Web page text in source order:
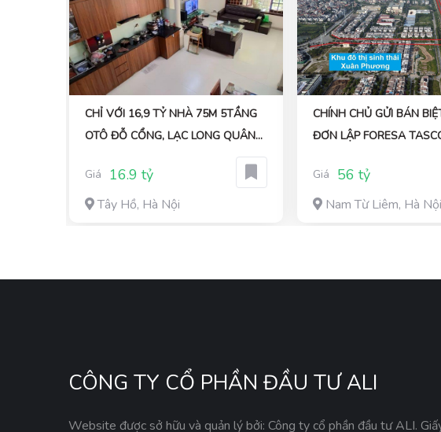
CHỈ VỚI 16,9 TỶ NHÀ 75M 5TẦNG
OTÔ ĐỖ CỔNG, LẠC LONG QUÂN
Giá
16.9 tỷ
Tây Hồ, Hà Nội
CHÍNH CHỦ GỬI BÁN
ĐƠN LẬP FORESA
Giá
56 tỷ
Nam Từ Liêm, Hà Nội
CÔNG TY CỔ PHẦN ĐẦU TƯ ALI
Website được sở hữu và quản lý bởi: Công ty cổ phần đầu tư ALI.